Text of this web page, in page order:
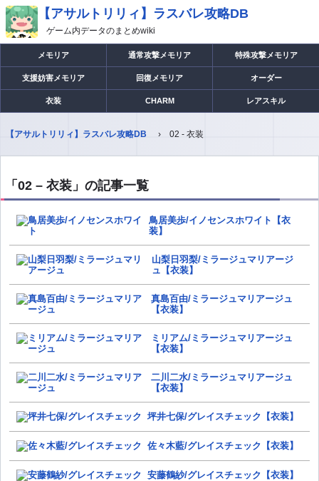
【アサルトリリィ】ラスバレ攻略DB
ゲーム内データのまとめwiki
メモリア 通常攻撃メモリア 特殊攻撃メモリア
支援妨害メモリア 回復メモリア オーダー
衣装 CHARM レアスキル
【アサルトリリィ】ラスバレ攻略DB 02 - 衣装
「02 – 衣装」の記事一覧
鳥居美歩/イノセンスホワイト【衣
装】
山梨日羽梨/ミラージュマリアージ
ュ【衣装】
真島百由/ミラージュマリアージュ
【衣装】
ミリアム/ミラージュマリアージュ
【衣装】
二川二水/ミラージュマリアージュ
【衣装】
坪井七保/グレイスチェック【衣装】
佐々木藍/グレイスチェック【衣装】
安藤鶴紗/グレイスチェック【衣装】